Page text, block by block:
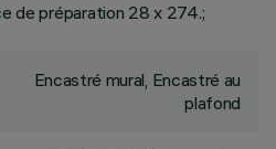
de préparation 28 x 274.;
Encastré mural, Encastré au
plafond